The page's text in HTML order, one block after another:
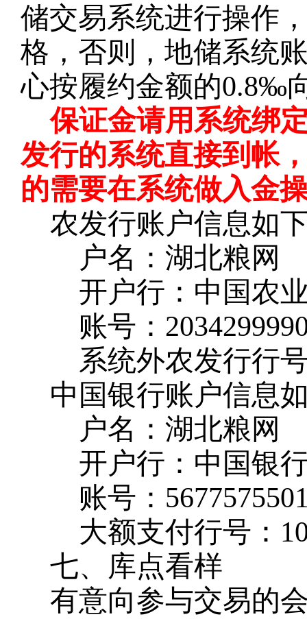
储交易系统进行操作
格，否则，地储系统
心按履约金额的0.8‰
保证金请用系统绑
发行的系统直接到帐
的需要在系统做入金
农发行账户信息如
户名：湖北粮网
开户行：中国农
账号：
系统外农发行行
中国银行账户信息
户名：湖北粮网
开户行：中国银
账号：
大额支付行号：
七、库点看样
有意向参与交易的